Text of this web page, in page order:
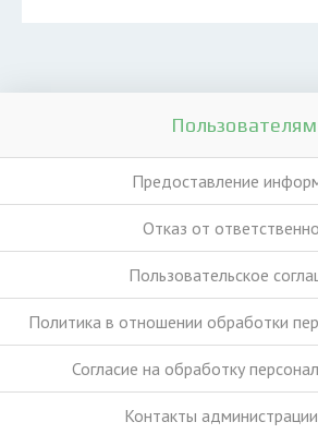
Пользователям
Предоставление
Отказ от
Пользовательское
Политика в отношении обработки
Согласие на обработку
Контакты